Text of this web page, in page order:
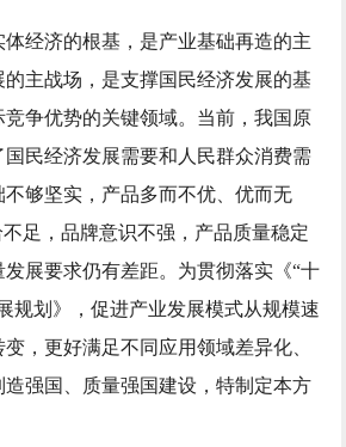
体经济的根基，是产业基础再造的主
主战场，是支撑国民经济发展的基
争优势的关键领域。当前，我国原
民经济发展需要和人民群众消费需
够坚实，产品多而不优、优而无
足，品牌意识不强，产品质量稳定
展要求仍有差距。为贯彻落实《“十
规划》，促进产业发展模式从规模速
，更好满足不同应用领域差异化、
强国、质量强国建设，特制定本方